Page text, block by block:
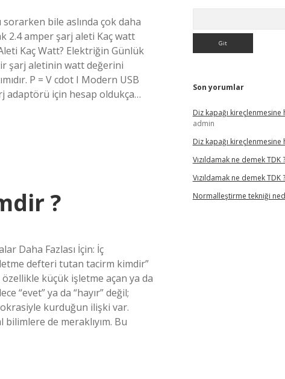
bile aslında çok daha
2.4 amper şarj aleti Kaç watt
Kaç Watt? Elektriğin Günlük
şarj aletinin watt değerini
P = V cdot I Modern USB
adaptörü için hesap oldukça…
?
Daha Fazlası İçin: İç
defteri tutan tacirm kimdir”
küçük işletme açan ya da
“evet” ya da “hayır” değil;
kurduğun ilişki var.
de meraklıyım. Bu
Son yorumlar
Diz kapağı
admin
Diz kapağı
Vızıldamak ne demek TDK ?
Vızıldamak ne demek TDK ?
Normalleştirme tekniği